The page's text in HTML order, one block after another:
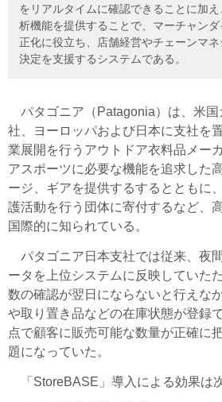
をリアルタイムに確認できることに加
析機能を提供することで、マーチャン
正化に役立ち、店舗経営やチェーンマ
決定を支援するシステムである。
パタゴニア（Patagonia）は、米国
社、ヨーロッパおよび日本に支社を
業展開を行うアウトドア衣料品メー
アスポーツに必要な機能を追求した
ージ、ギアを提供するするとともに
護活動を行う団体に寄付するなど、
国際的に知られている。
パタゴニア日本支社では従来、夜
ータを上位システムに反映していた
数の確認が翌日にならないと行えな
や取り置き品などの在庫状態が登録
点で顧客に販売可能な数量が正確に
題になっていた。
「StoreBASE」導入による効果は